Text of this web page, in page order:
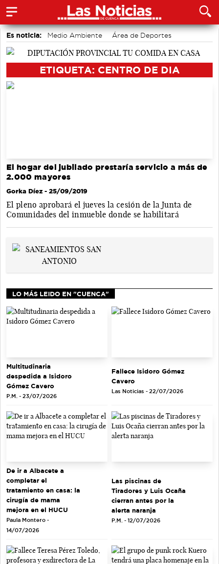
Es noticia: Medio Ambiente
Área de Deportes
Auditorio de Cuenca
ETIQUETA: CENTRO DE DIA
El hogar del jubilado prestaría servicio a más de
2.000 mayores
Gorka Díez - 25/09/2019
El pleno aprobará el jueves la cesión de la Junta de
Comunidades del inmueble donde se habilitará
LO MÁS LEIDO EN "CUENCA"
Multitudinaria
despedida a Isidoro
Gómez Cavero
P.M. - 23/07/2026
Fallece Isidoro Gómez
Cavero
Las Noticias - 22/07/2026
De ir a Albacete a
completar el
tratamiento en casa: la
cirugía de mama
mejora en el HUCU
Paula Montero -
14/07/2026
Las piscinas de
Tiradores y Luis Ocaña
cierran antes por la
alerta naranja
P.M. - 12/07/2026